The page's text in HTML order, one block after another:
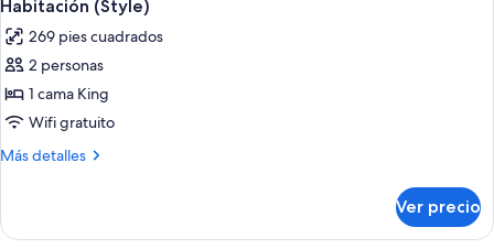
habitaciones
todas
las
fotos
de
Habitación
(Style)
Habitación (Style)
269 pies cuadrados
2 personas
1 cama King
Wifi gratuito
Más detalles
Más
(Style)
Ver precio